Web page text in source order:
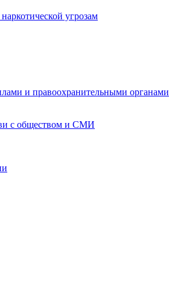
угрозам
и правоохранительными органами
с обществом и СМИ